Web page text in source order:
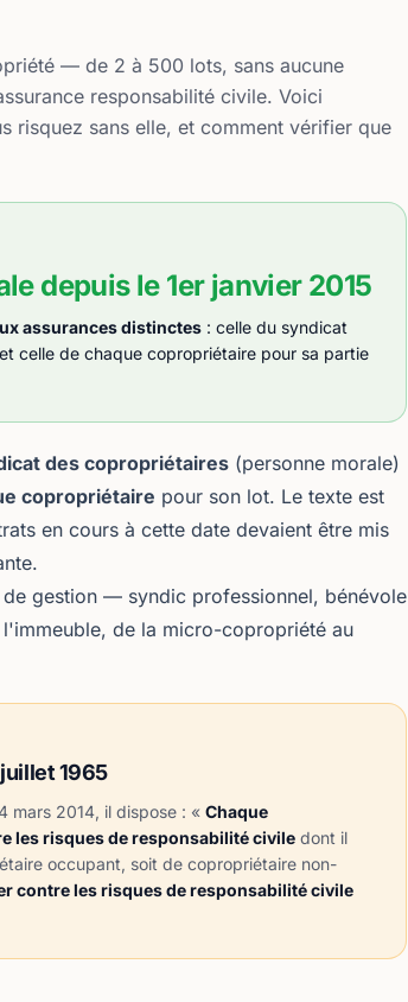
— de 2 à 500 lots, sans aucune
responsabilité civile. Voici
risquez sans elle, et comment vérifier que
depuis le 1er janvier 2015
assurances distinctes : celle du syndicat
celle de chaque copropriétaire pour sa partie
des copropriétaires (personne morale)
copropriétaire pour son lot. Le texte est
en cours à cette date devaient être mis
gestion — syndic professionnel, bénévole
de la micro-copropriété au
1965
mars 2014, il dispose : « Chaque
les risques de responsabilité civile dont il
occupant, soit de copropriétaire non-
contre les risques de responsabilité civile